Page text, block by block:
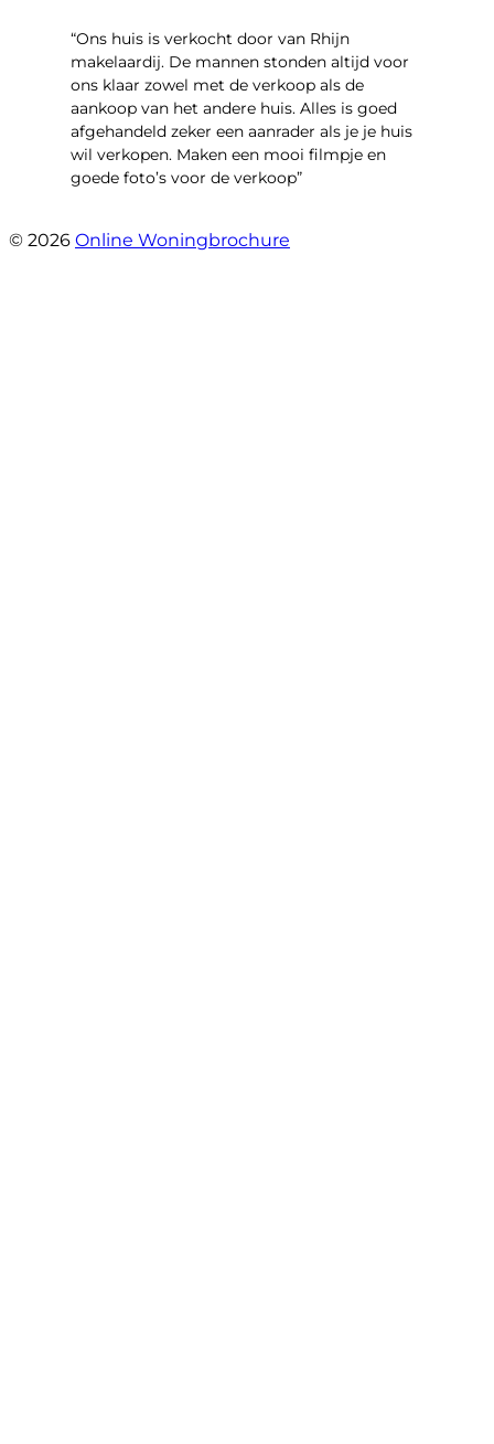
“Ons huis is verkocht door van Rhijn
makelaardij. De mannen stonden altijd voor
ons klaar zowel met de verkoop als de
aankoop van het andere huis. Alles is goed
afgehandeld zeker een aanrader als je je huis
wil verkopen. Maken een mooi filmpje en
goede foto’s voor de verkoop”
© 2026 Online Woningbrochure